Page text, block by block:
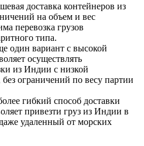
доставка контейнеров из
на объем и вес
перевозка грузов
типа.
один вариант с высокой
осуществлять
из Индии с низкой
без ограничений по весу партии
гибкий способ доставки
привезти груз из Индии в
удаленный от морских